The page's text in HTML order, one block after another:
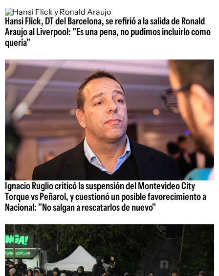
Hansi Flick, DT del Barcelona, se refirió a la salida de Ronald
Araujo al Liverpool: "Es una pena, no pudimos incluirlo como
quería"
Ignacio Ruglio criticó la suspensión del Montevideo City
Torque vs Peñarol, y cuestionó un posible favorecimiento a
Nacional: "No salgan a rescatarlos de nuevo"